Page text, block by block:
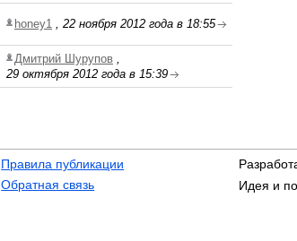
honey1 , 22 ноября 2012 года в 18:55
Дмитрий Шурупов ,
29 октября 2012 года в 15:39
Правила публикации
Обратная связь
Идея и